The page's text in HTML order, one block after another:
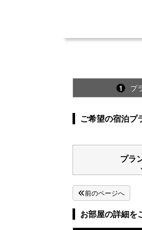
1 プ
ご希望の宿泊プ
プラ
前のページへ
お部屋の詳細を